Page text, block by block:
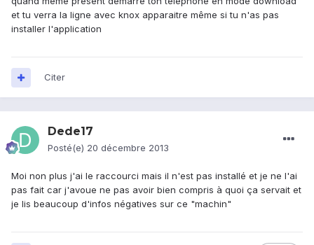
et tu verra la ligne avec knox apparaitre même si tu n'as pas
installer l'application
Citer
Dede17
Posté(e) 20 décembre 2013
Moi non plus j'ai le raccourci mais il n'est pas installé et je ne l'ai
pas fait car j'avoue ne pas avoir bien compris à quoi ça servait et
je lis beaucoup d'infos négatives sur ce "machin"